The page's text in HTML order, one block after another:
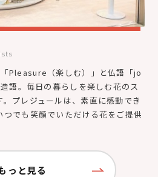
Pleasure（楽しむ）」と仏語「jo
語。毎日の暮らしを楽しむ花のス
プレジュールは、素直に感動でき
でも笑顔でいただける花をご提供
っと見る